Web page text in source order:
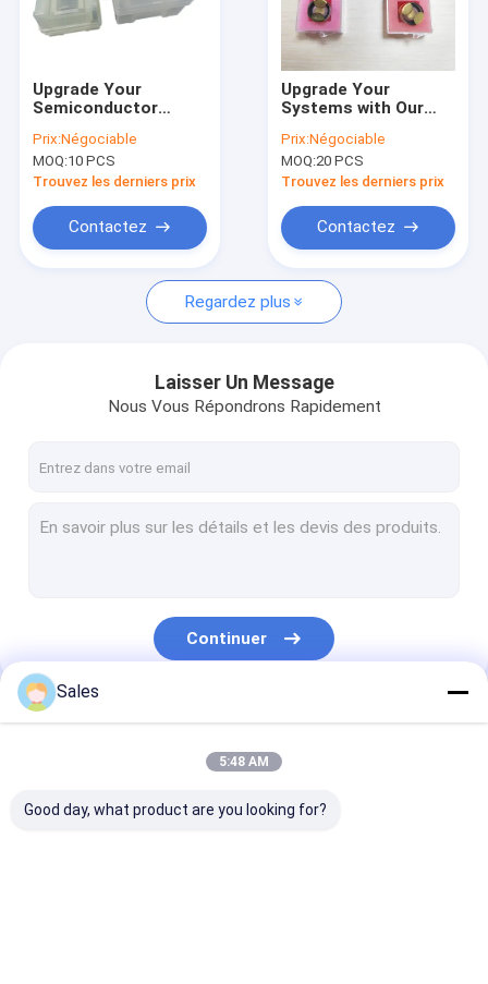
Visite de l'usine
Nouvelles
Les affaires
Demandez un devis
Gaufrette LiNbO3
Gaufrette LiTaO3
Gaufrette de tantalate de lithium
Sapphire Wafer
Upgrade Your
Semiconductor
Fused Silica Wafers
High Purity Thermal
Resilience and
Finish
Prix:Négociable
MOQ:10 PCS
Trouvez les derniers prix
Contactez
Upgrade Your
Systems with Our
Endcaps for
Precision Engineering
and High-
Applications
Prix:Négociable
MOQ:20 PCS
Trouvez les derniers prix
Contactez
Regardez plus
Laisser Un Message
Nous Vous Répondrons Rapidement
Continuer
Nos Catégories
Sales
5:48 AM
Good day, what product are you looking for?